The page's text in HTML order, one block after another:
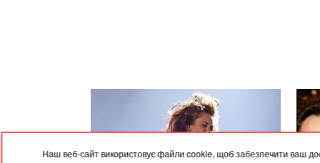
Наш веб-сайт використовує файли cookie, щоб забезпечити ваш